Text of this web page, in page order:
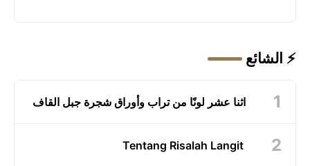
⚡ الشائع
اثنا عشر لونًا من تراب وأوراق شجرة جبل القاف
Tentang Risalah Langit